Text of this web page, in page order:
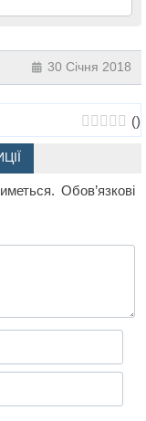
30 Січня 2018
()
Обов’язкові